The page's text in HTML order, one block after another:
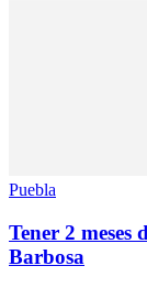
Puebla
Tener 2 meses
Barbosa